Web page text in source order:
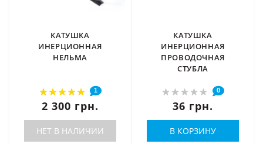
КАТУШКА
ИНЕРЦИОННАЯ
НЕЛЬМА
1
2 300 грн.
НЕТ В НАЛИЧИИ
КАТУШКА
ИНЕРЦИОННАЯ
ПРОВОДОЧНАЯ
СТУБЛА
0
36 грн.
В КОРЗИНУ